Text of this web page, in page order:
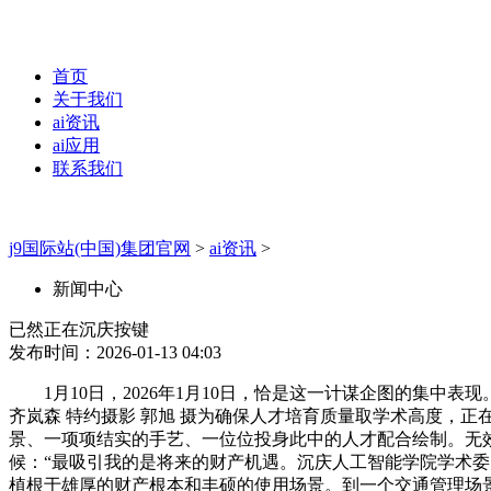
首页
关于我们
ai资讯
ai应用
联系我们
j9国际站(中国)集团官网 > ai资讯 >
新闻中心
已然正在沉庆按键
发布时间：2026-01-13 04:03
1月10日，2026年1月10日，恰是这一计谋企图的集中表现
齐岚森 特约摄影 郭旭 摄为确保人才培育质量取学术高度，
景、一项项结实的手艺、一位位投身此中的人才配合绘制。
候：“最吸引我的是将来的财产机遇。沉庆人工智能学院学术
植根于雄厚的财产根本和丰硕的使用场景。到一个交通管理